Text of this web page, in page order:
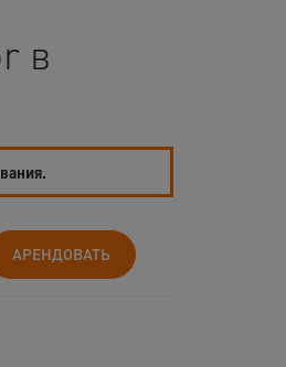
в
АРЕНДОВАТЬ